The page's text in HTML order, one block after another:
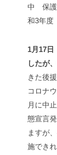
中 保
和3年度
1月17日
したが
きた後
コロナ
月に中
態宣言
ますが
施でき